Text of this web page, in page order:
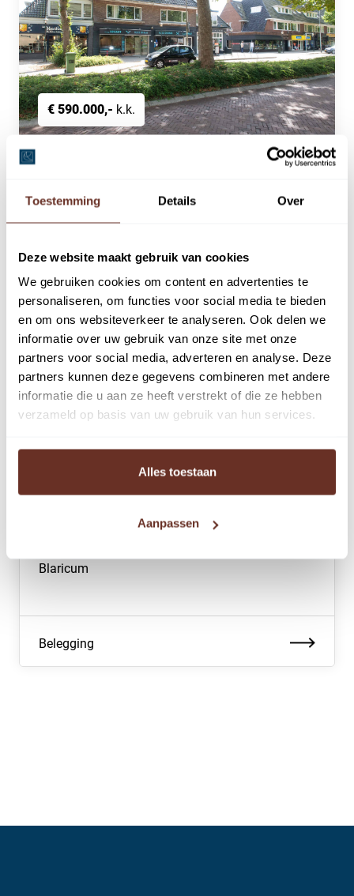
Toestemming Details Over
Deze website maakt gebruik van cookies
We gebruiken cookies om content en advertenties te
personaliseren, om functies voor social media te bieden
en om ons websiteverkeer te analyseren. Ook delen we
informatie over uw gebruik van onze site met onze
partners voor social media, adverteren en analyse. Deze
partners kunnen deze gegevens combineren met andere
informatie die u aan ze heeft verstrekt of die ze hebben
verzameld op basis van uw gebruik van hun services.
Alles toestaan
Aanpassen
€ 590.000,- k.k.
227 m2
Belegging
€ 87.500,-k.k.
Blaricum
Belegging